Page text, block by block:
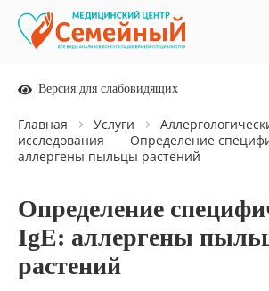
Версия для слабовидящих
Главная Услуги
исследования
Определение
аллергены пыльцы растений
Определение
IgE: аллергены
растений